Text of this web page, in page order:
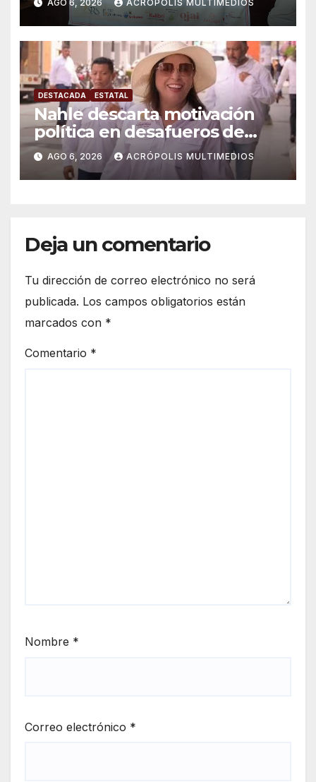
AGO 6, 2026 ACRÓPOLIS MULTIMEDIOS
DESTACADA ESTATAL
Nahle descarta motivación
política en desafueros de
alcaldes
AGO 6, 2026 ACRÓPOLIS MULTIMEDIOS
Deja un comentario
Tu dirección de correo electrónico no será
publicada. Los campos obligatorios están
marcados con *
Comentario *
Nombre *
Correo electrónico *